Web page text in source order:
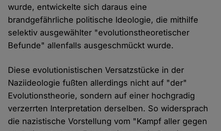
wurde, entwickelte sich daraus eine
brandgefährliche politische Ideologie, die mithilfe
selektiv ausgewählter "evolutionstheoretischer
Befunde" allenfalls ausgeschmückt wurde.
Diese evolutionistischen Versatzstücke in der
Naziideologie fußten allerdings nicht auf "der"
Evolutionstheorie, sondern auf einer hochgradig
verzerrten Interpretation derselben. So widersprach
die nazistische Vorstellung vom "Kampf aller gegen